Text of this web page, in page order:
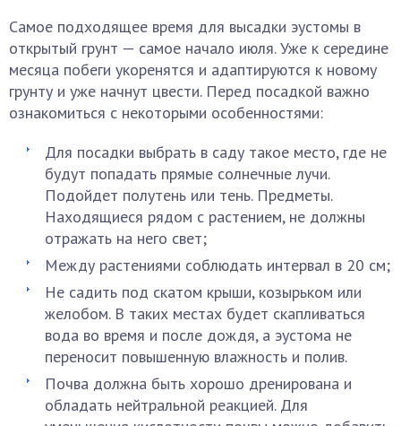
Самое подходящее время для высадки эустомы в
открытый грунт — самое начало июля. Уже к середине
месяца побеги укоренятся и адаптируются к новому
грунту и уже начнут цвести. Перед посадкой важно
ознакомиться с некоторыми особенностями:
Для посадки выбрать в саду такое место, где не
будут попадать прямые солнечные лучи.
Подойдет полутень или тень. Предметы.
Находящиеся рядом с растением, не должны
отражать на него свет;
Между растениями соблюдать интервал в 20 см;
Не садить под скатом крыши, козырьком или
желобом. В таких местах будет скапливаться
вода во время и после дождя, а эустома не
переносит повышенную влажность и полив.
Почва должна быть хорошо дренирована и
обладать нейтральной реакцией. Для